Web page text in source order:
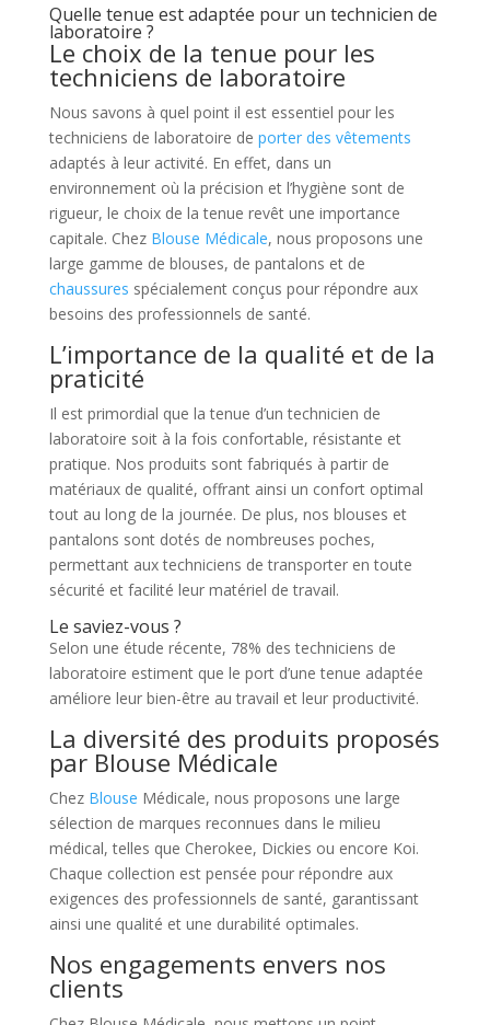
Quelle tenue est adaptée pour un technicien de
laboratoire ?
Le choix de la tenue pour les
techniciens de laboratoire
Nous savons à quel point il est essentiel pour les
techniciens de laboratoire de porter des vêtements
adaptés à leur activité. En effet, dans un
environnement où la précision et l’hygiène sont de
rigueur, le choix de la tenue revêt une importance
capitale. Chez Blouse Médicale, nous proposons une
large gamme de blouses, de pantalons et de
chaussures spécialement conçus pour répondre aux
besoins des professionnels de santé.
L’importance de la qualité et de la
praticité
Il est primordial que la tenue d’un technicien de
laboratoire soit à la fois confortable, résistante et
pratique. Nos produits sont fabriqués à partir de
matériaux de qualité, offrant ainsi un confort optimal
tout au long de la journée. De plus, nos blouses et
pantalons sont dotés de nombreuses poches,
permettant aux techniciens de transporter en toute
sécurité et facilité leur matériel de travail.
Le saviez-vous ?
Selon une étude récente, 78% des techniciens de
laboratoire estiment que le port d’une tenue adaptée
améliore leur bien-être au travail et leur productivité.
La diversité des produits proposés
par Blouse Médicale
Chez Blouse Médicale, nous proposons une large
sélection de marques reconnues dans le milieu
médical, telles que Cherokee, Dickies ou encore Koi.
Chaque collection est pensée pour répondre aux
exigences des professionnels de santé, garantissant
ainsi une qualité et une durabilité optimales.
Nos engagements envers nos
clients